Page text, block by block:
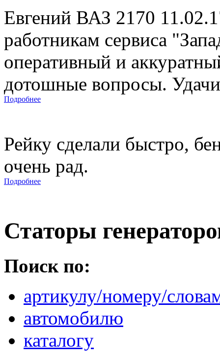
Евгений ВАЗ 2170
работникам сервиса
оперативный и
дотошные вопросы. Удачи
Подробнее
Рейку сделали быстро,
очень рад.
Подробнее
Статоры
Поиск по:
артикулу/номеру/
автомобилю
каталогу